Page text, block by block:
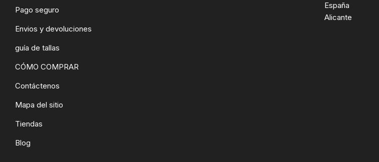
Pago seguro
Envios y devoluciones
guía de tallas
CÓMO COMPRAR
Contáctenos
Mapa del sitio
Tiendas
Blog
España
Alicante